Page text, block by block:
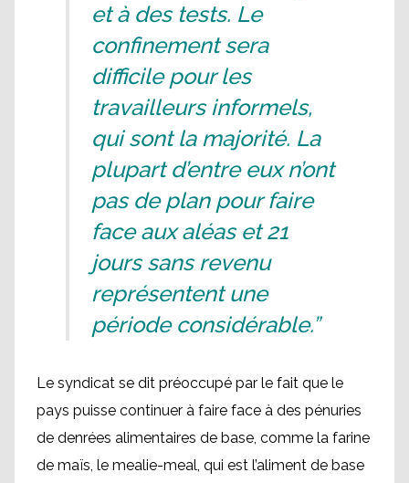
et à des tests. Le
confinement sera
difficile pour les
travailleurs informels,
qui sont la majorité. La
plupart d’entre eux n’ont
pas de plan pour faire
face aux aléas et 21
jours sans revenu
représentent une
période considérable.”
Le syndicat se dit préoccupé par le fait que le
pays puisse continuer à faire face à des pénuries
de denrées alimentaires de base, comme la farine
de maïs, le mealie-meal, qui est l’aliment de base